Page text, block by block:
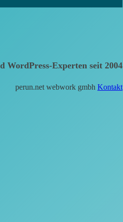
WordPress-Experten seit 2004
perun.net webwork gmbh Kontakt